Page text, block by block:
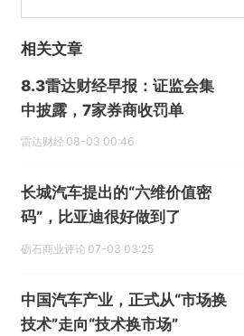
相关文章
8.3雷达财经早报：证监会集
中披露，7家券商收罚单
雷达财经 08-03 00:46
长城汽车提出的“六维价值密
码”，比亚迪很好做到了
砺石商业评论 07-03 03:25
中国汽车产业，正式从“市场换
技术”走向“技术换市场”